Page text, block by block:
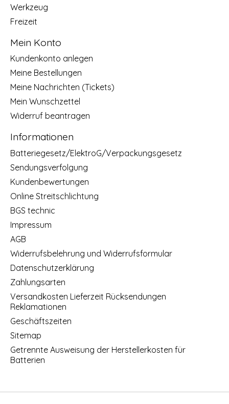
Werkzeug
Freizeit
Mein Konto
Kundenkonto anlegen
Meine Bestellungen
Meine Nachrichten (Tickets)
Mein Wunschzettel
Widerruf beantragen
Informationen
Batteriegesetz/ElektroG/Verpackungsgesetz
Sendungsverfolgung
Kundenbewertungen
Online Streitschlichtung
BGS technic
Impressum
AGB
Widerrufsbelehrung und Widerrufsformular
Datenschutzerklärung
Zahlungsarten
Versandkosten Lieferzeit Rücksendungen
Reklamationen
Geschäftszeiten
Sitemap
Getrennte Ausweisung der Herstellerkosten für
Batterien